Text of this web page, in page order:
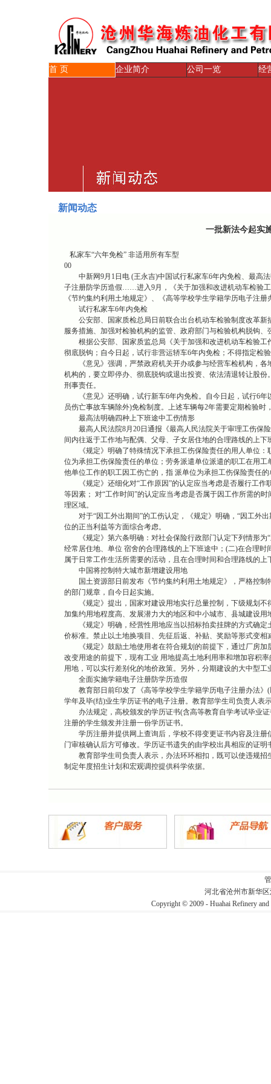
首 页 企业简介 公司一览 经
新闻动态
一批新法今起实
私家车“六年免检” 非适用所有车型
00
中新网9月1日电 (王永吉)中国试行私家车6年内免检、最高
子注册防学历造假……进入9月，《关于加强和改进机动车检验
《节约集约利用土地规定》、《高等学校学生学籍学历电子注
试行私家车6年内免检
公安部、国家质检总局日前联合出台机动车检验制度改革新
服务措施、加强对检验机构的监管、政府部门与检验机构脱钩、
根据公安部、国家质监总局《关于加强和改进机动车检验工
彻底脱钩；自今日起，试行非营运轿车6年内免检；不得指定检
《意见》强调，严禁政府机关开办或参与经营车检机构，各
机构的，要立即停办、彻底脱钩或退出投资、依法清退转让股
刑事责任。
《意见》还明确，试行新车6年内免检。自今日起，试行6年
员伤亡事故车辆除外)免检制度。上述车辆每2年需要定期检验
最高法明确四种上下班途中工伤情形
最高人民法院8月20日通报《最高人民法院关于审理工伤保
间内往返于工作地与配偶、父母、子女居住地的合理路线的上
《规定》明确了特殊情况下承担工伤保险责任的用人单位：
位为承担工伤保险责任的单位；劳务派遣单位派遣的职工在用
他单位工作的职工因工伤亡的，指 派单位为承担工伤保险责任的
《规定》还细化对“工作原因”的认定应当考虑是否履行工作
等因素； 对“工作时间”的认定应当考虑是否属于因工作所需的
理区域。
对于“因工外出期间”的工伤认定，《规定》明确，“因工外出
位的正当利益等方面综合考虑。
《规定》第六条明确：对社会保险行政部门认定下列情形为“
经常居住地、单位 宿舍的合理路线的上下班途中；(二)在合理
属于日常工作生活所需要的活动，且在合理时间和合理路线的
中国将控制特大城市新增建设用地
国土资源部日前发布《节约集约利用土地规定》，严格控制
的部门规章，自今日起实施。
《规定》提出，国家对建设用地实行总量控制，下级规划不
加集约用地程度高、发展潜力大的地区和中小城市、县城建设用
《规定》明确，经营性用地应当以招标拍卖挂牌的方式确定
价标准。禁止以土地换项目、先征后返、补贴、奖励等形式变相
《规定》鼓励土地使用者在符合规划的前提下，通过厂房加
改变用途的前提下，现有工业 用地提高土地利用率和增加容积
用地，可以实行差别化的地价政策。另外，分期建设的大中型
全面实施学籍电子注册防学历造假
教育部日前印发了《高等学校学生学籍学历电子注册办法》(
学年及毕(结)业生学历证书的电子注册。教育部学生司负责人表
办法规定，高校颁发的学历证书(含高等教育自学考试毕业证
注册的学生颁发并注册一份学历证书。
学历注册并提供网上查询后，学校不得变更证书内容及注册
门审核确认后方可修改。学历证书遗失的由学校出具相应的证明
教育部学生司负责人表示，办法环环相扣，既可以使违规招
制定年度招生计划和宏观调控提供科学依据。
河北省沧州市新华
Copyright © 2009 - Huahai Refinery